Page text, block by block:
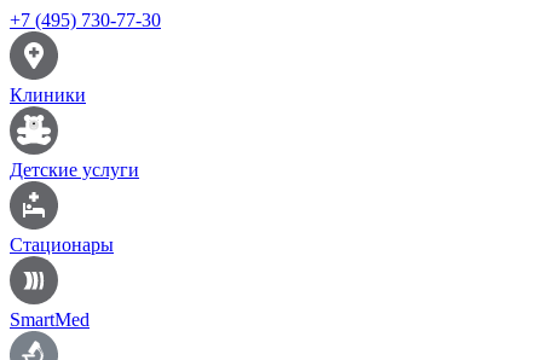
+7 (495) 730-77-30
Клиники
Детские услуги
Стационары
SmartMed